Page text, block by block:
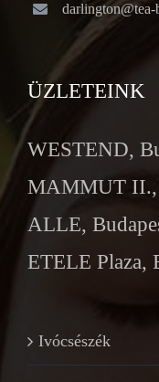
darlington@tea-
ÜZLETEINK
WESTEND,
MAMMUT II.,
ALLE,
ETELE Plaza,
Ivócsészék